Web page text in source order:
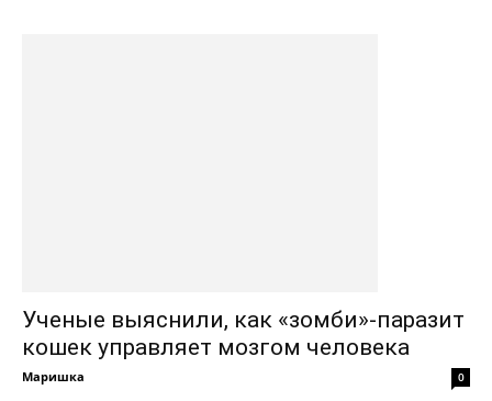
Ученые выяснили, как «зомби»-паразит
кошек управляет мозгом человека
Маришка 0